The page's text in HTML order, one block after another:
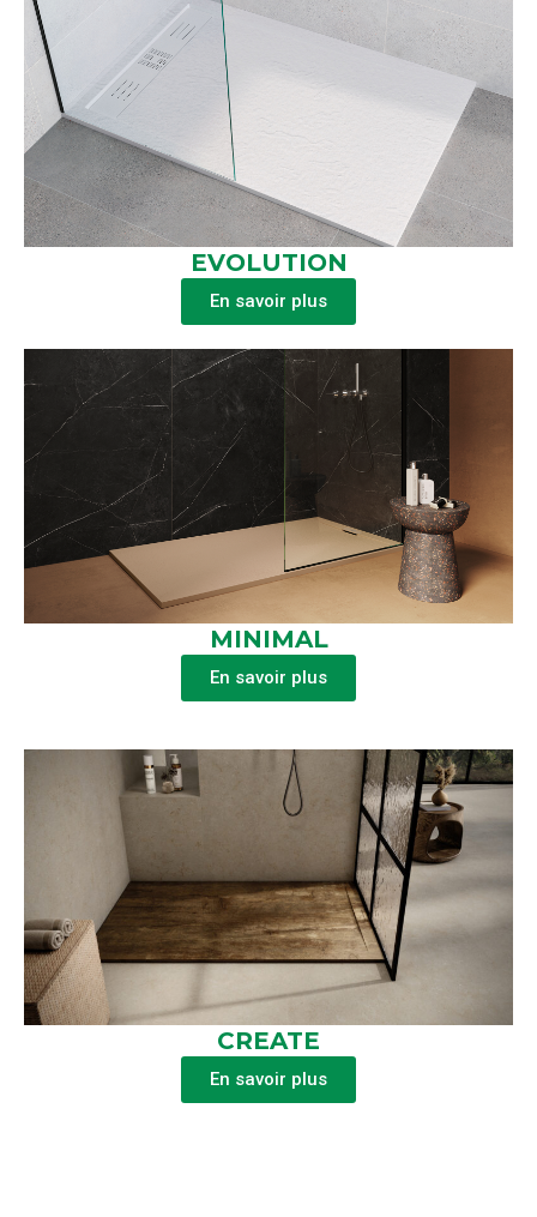
EVOLUTION
En savoir plus
MINIMAL
En savoir plus
CREATE
En savoir plus